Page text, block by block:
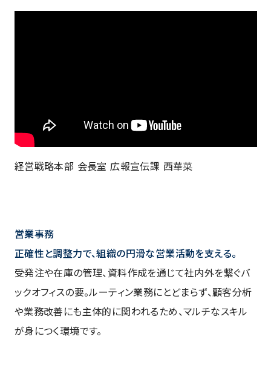
経営戦略本部 会長室 広報宣伝課 西華菜
営業事務
正確性と調整力で、組織の円滑な営業活動を支える。
受発注や在庫の管理、資料作成を通じて社内外を繋ぐバ
ックオフィスの要。ルーティン業務にとどまらず、顧客分析
や業務改善にも主体的に関われるため、マルチなスキル
が身につく環境です。